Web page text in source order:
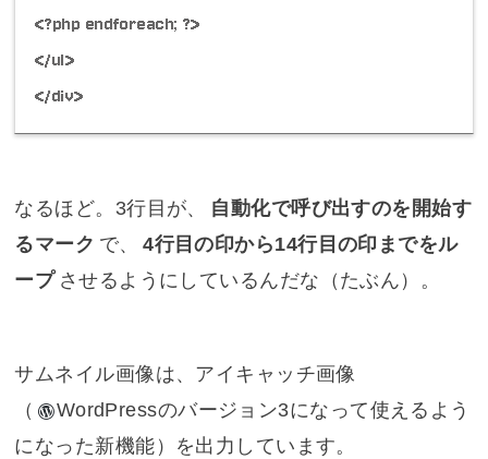
<?php endforeach; ?>
</ul>
</div>
なるほど。3行目が、
自動化で呼び出すのを開始す
るマーク で、
4行目の印から14行目の印までをル
ープ させるようにしているんだな（ たぶん ）。
サムネイル画像は、アイキャッチ画像
（
WordPressのバージョン3になって使えるよう
になった新機能）を出力しています。